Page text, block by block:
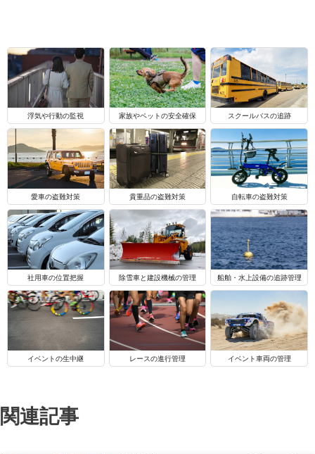
浮気や行動の監視 家族やペットの安全確保 スクールバスの追跡
愛車の盗難対策 貴重品の盗難対策 自転車の盗難対策
社用車の位置把握 除雪車と建設機械の管理 船舶・水上設備の追跡管理
イベントの生中継 レースの進行管理 イベント車両の管理
関連記事